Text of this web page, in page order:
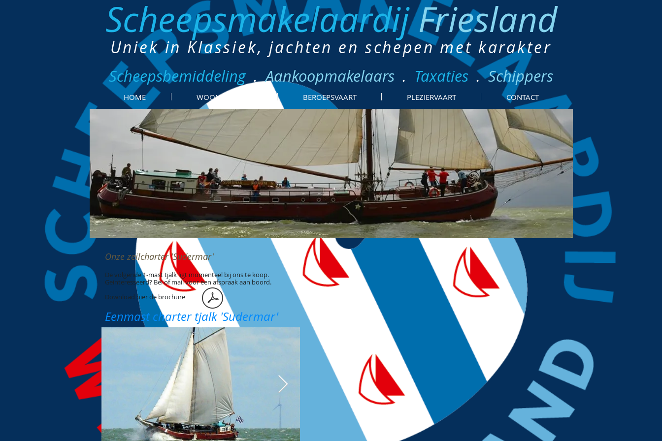
ScheepsmakelaardijFriesland
Uniek in Klassiek, jachten en schepen met karakter
Scheepsbemiddeling .Aankoopmakelaars . Taxaties .Schippers
HOME WOONSCHEPEN BEROEPSVAART PLEZIERVAART CONTACT
Onze zeilcharter 'Sudermar'
De volgende 1-mast tjalk ligt momenteel bij ons te koop.
Geinteresseerd? Bel of mail voor een afspraak aan boord.
Download hier de brochure
Eenmast charter tjalk 'Sudermar'